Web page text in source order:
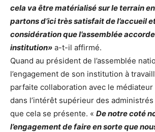
cela va être matérialisé sur le terrain
partons d’ici très satisfait de l’accueil
considération que l’assemblée
institution» a-t-il affirmé.
Quand au président de l’assemblée
l’engagement de son institution à
parfaite collaboration avec le
dans l’intérêt supérieur des
que cela se présente. « De notre coté
l’engagement de faire en sorte que